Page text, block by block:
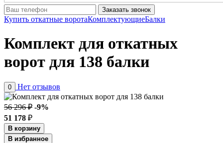
Заказать звонок
Купить откатные воротаКомплектующиеБалки
Комплект для откатных
ворот для 138 балки
0 Нет отзывов
56 296 ₽ -9%
51 178 ₽
В корзину
В избранное